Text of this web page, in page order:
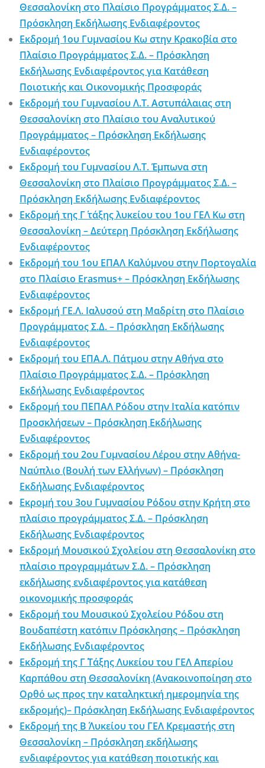
Θεσσαλονίκη στο Πλαίσιο Προγράμματος Σ.Δ. –
Πρόσκληση Εκδήλωσης Ενδιαφέροντος
Εκδρομή 1ου Γυμνασίου Κω στην Κρακοβία στο
Πλαίσιο Προγράμματος Σ.Δ. – Πρόσκληση
Εκδήλωσης Ενδιαφέροντος για Κατάθεση
Ποιοτικής και Οικονομικής Προσφοράς
Εκδρομή του Γυμνασίου Λ.Τ. Αστυπάλαιας στη
Θεσσαλονίκη στο Πλαίσιο του Αναλυτικού
Προγράμματος – Πρόσκληση Εκδήλωσης
Ενδιαφέροντος
Εκδρομή του Γυμνασίου Λ.Τ. Έμπωνα στη
Θεσσαλονίκη στο Πλαίσιο Προγράμματος Σ.Δ. –
Πρόσκληση Εκδήλωσης Ενδιαφέροντος
Εκδρομή της Γ΄ τάξης λυκείου του 1ου ΓΕΛ Κω στη
Θεσσαλονίκη – Δεύτερη Πρόσκληση Εκδήλωσης
Ενδιαφέροντος
Εκδρομή του 1ου ΕΠΑΛ Καλύμνου στην Πορτογαλία
στο Πλαίσιο Erasmus+ – Πρόσκληση Εκδήλωσης
Ενδιαφέροντος
Εκδρομή ΓΕ.Λ. Ιαλυσού στη Μαδρίτη στο Πλαίσιο
Προγράμματος Σ.Δ. – Πρόσκληση Εκδήλωσης
Ενδιαφέροντος
Εκδρομή του ΕΠΑ.Λ. Πάτμου στην Αθήνα στο
Πλαίσιο Προγράμματος Σ.Δ. – Πρόσκληση
Εκδήλωσης Ενδιαφέροντος
Εκδρομή του ΠΕΠΑΛ Ρόδου στην Ιταλία κατόπιν
Προσκλήσεων – Πρόσκληση Εκδήλωσης
Ενδιαφέροντος
Εκδρομή του 2ου Γυμνασίου Λέρου στην Αθήνα-
Ναύπλιο (Βουλή των Ελλήνων) – Πρόσκληση
Εκδήλωσης Ενδιαφέροντος
Εκρομή του 3ου Γυμνασίου Ρόδου στην Κρήτη στο
πλαίσιο προγράμματος Σ.Δ. – Πρόσκληση
Εκδήλωσης Ενδιαφέροντος
Εκδρομή Μουσικού Σχολείου στη Θεσσαλονίκη στο
πλαίσιο προγραμμάτων Σ.Δ. – Πρόσκληση
εκδήλωσης ενδιαφέροντος για κατάθεση
οικονομικής προσφοράς
Εκδρομή του Μουσικού Σχολείου Ρόδου στη
Βουδαπέστη κατόπιν Πρόσκλησης – Πρόσκληση
Εκδήλωσης Ενδιαφέροντος
Εκδρομή της Γ΄ Τάξης Λυκείου του ΓΕΛ Απερίου
Καρπάθου στη Θεσσαλονίκη (Ανακοινοποίηση στο
Ορθό ως προς την καταληκτική ημερομηνία της
εκδρομής)– Πρόσκληση Εκδήλωσης Ενδιαφέροντος
Εκδρομή της Β΄ Λυκείου του ΓΕΛ Κρεμαστής στη
Θεσσαλονίκη – Πρόσκληση εκδήλωσης
ενδιαφέροντος για κατάθεση ποιοτικής και